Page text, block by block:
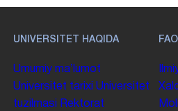
UNIVERSITET HAQIDA
Umumiy maʼlumot
Universitet tarixi Universitet
tuzilmasi Rektorat